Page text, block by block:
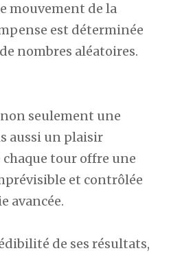
mouvement de la
est déterminée
nombres aléatoires.
seulement une
aussi un plaisir
tour offre une
et contrôlée
avancée.
de ses résultats,